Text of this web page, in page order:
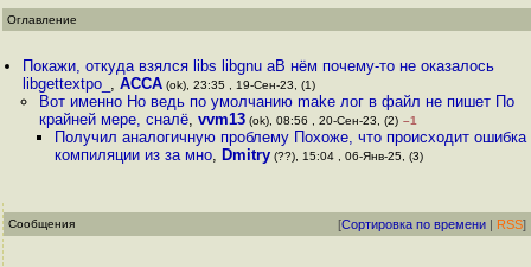
Оглавление
Покажи, откуда взялся libs libgnu aВ нём почему-то не оказалось
libgettextpo_ ,ACCA (ok), 23:35 , 19-Сен-23, (1)
Вот именно Но ведь по умолчанию make лог в файл не пишет По
крайней мере, сналё, vvm13(ok), 08:56 , 20-Сен-23, (2) –1
Получил аналогичную проблему Похоже, что происходит ошибка
компиляции из за мно, Dmitry(??), 15:04 , 06-Янв-25, (3)
Сообщения [Сортировка по времени | RSS]